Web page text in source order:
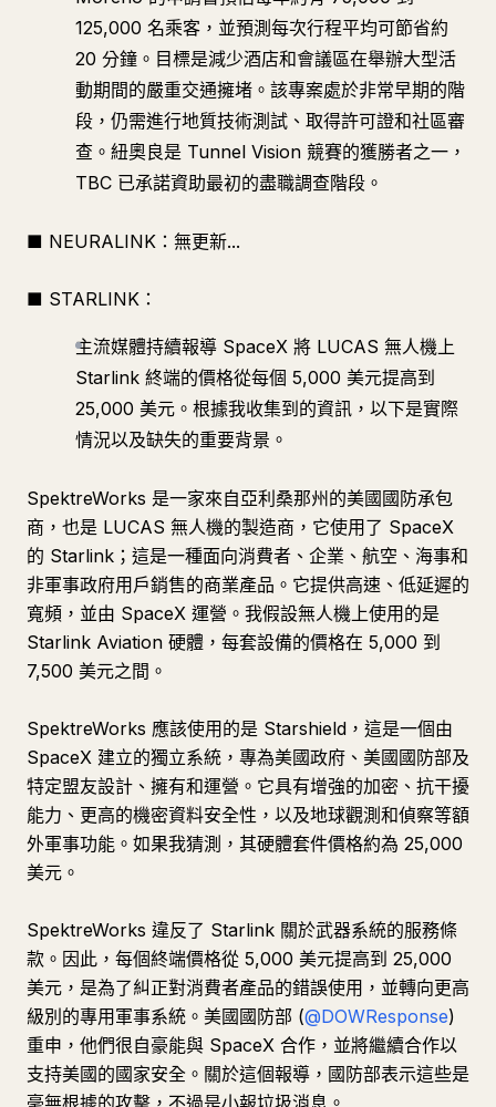
125,000 名乘客，並預測每次行程平均可節省約
20 分鐘。目標是減少酒店和會議區在舉辦大型活
動期間的嚴重交通擁堵。該專案處於非常早期的階
段，仍需進行地質技術測試、取得許可證和社區審
查。紐奧良是 Tunnel Vision 競賽的獲勝者之一，
TBC 已承諾資助最初的盡職調查階段。
■ NEURALINK：無更新...
■ STARLINK：
主流媒體持續報導 SpaceX 將 LUCAS 無人機上
Starlink 終端的價格從每個 5,000 美元提高到
25,000 美元。根據我收集到的資訊，以下是實際
情況以及缺失的重要背景。
SpektreWorks 是一家來自亞利桑那州的美國國防承包
商，也是 LUCAS 無人機的製造商，它使用了 SpaceX
的 Starlink；這是一種面向消費者、企業、航空、海事和
非軍事政府用戶銷售的商業產品。它提供高速、低延遲的
寬頻，並由 SpaceX 運營。我假設無人機上使用的是
Starlink Aviation 硬體，每套設備的價格在 5,000 到
7,500 美元之間。
SpektreWorks 應該使用的是 Starshield，這是一個由
SpaceX 建立的獨立系統，專為美國政府、美國國防部及
特定盟友設計、擁有和運營。它具有增強的加密、抗干擾
能力、更高的機密資料安全性，以及地球觀測和偵察等額
外軍事功能。如果我猜測，其硬體套件價格約為 25,000
美元。
SpektreWorks 違反了 Starlink 關於武器系統的服務條
款。因此，每個終端價格從 5,000 美元提高到 25,000
美元，是為了糾正對消費者產品的錯誤使用，並轉向更高
級別的專用軍事系統。美國國防部 (@DOWResponse)
重申，他們很自豪能與 SpaceX 合作，並將繼續合作以
支持美國的國家安全。關於這個報導，國防部表示這些是
毫無根據的攻擊，不過是小報垃圾消息。